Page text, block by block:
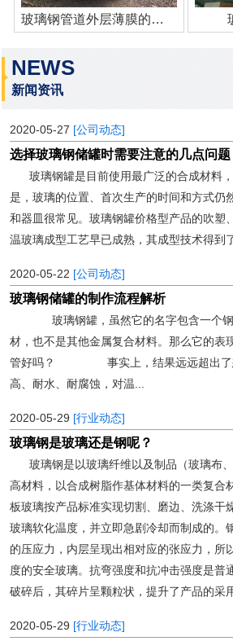
玻璃钢管道外层薄膜的作用
NEWS
新闻资讯
2020-05-27 [公司动态]
选择玻璃钢储罐时需要注意的几点问题
玻璃钢罐是目前使用最广泛的合成材料
是，玻璃的位置、首次生产的时间和方式仍
和器皿很常见。玻璃钢罐价格型产品的吹塑
温玻璃成型工艺早已成熟，其成型技术得到
2020-05-22 [公司动态]
玻璃钢储罐的制作流程解析
玻璃钢罐，虽然它的名字包含一个钢
材，也不是其他金属复合材料。那么它的表
管好吗？ 事实上，结果远远超出了想
高、耐水、耐腐蚀，对温...
2020-05-29 [行业动态]
玻璃钢是玻璃还是钢呢？
玻璃钢是以玻璃纤维以及制品（玻璃布
高材料，以合成树脂作基体材料的一类复合
板玻璃按产品标准实现切割、磨边、洗涤干
玻璃软化温度，并立即急剧冷却而制成的。
的压应力，内层呈现出相对应的张应力，所
度的安全玻璃。抗弯强度和抗冲击强度是普
破碎后，其碎片呈颗粒状，提升了产品的采
2020-05-29 [行业动态]